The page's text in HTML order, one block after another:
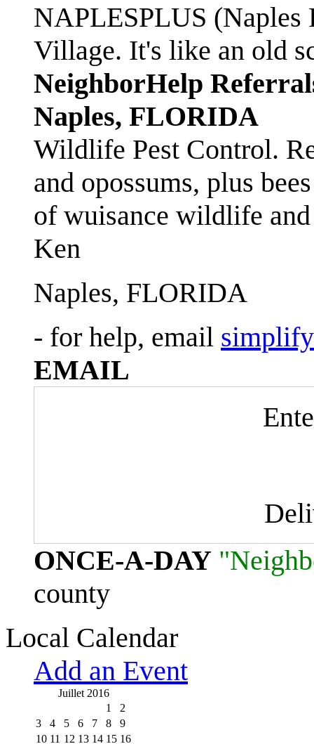
NAPLESPLUS
Village. It's like an old
NeighborHelp
Naples, FLORIDA
Wildlife Pest Control.
and opossums, plus
of wuisance wildlife
Ken
Naples, FLORIDA
- for help, email
EMAIL
ONCE-A-DAY
county
Local Calendar
Add an Event
Juillet 2016
1
2
3
4 5 6 7 8
9
10 11 12 13 14 15 16